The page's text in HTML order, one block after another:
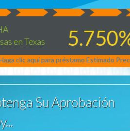
en Texas
5.750%
clic aquí para préstamo Estimado Precios
Su Aprobación